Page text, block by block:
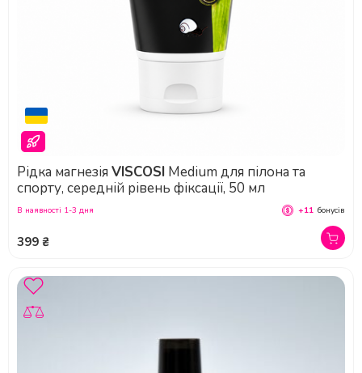
Рідка магнезія VISCOSI Medium для пілона та
спорту, середній рівень фіксації, 50 мл
399 ₴
В наявності 1-3 дня +11 бонусів